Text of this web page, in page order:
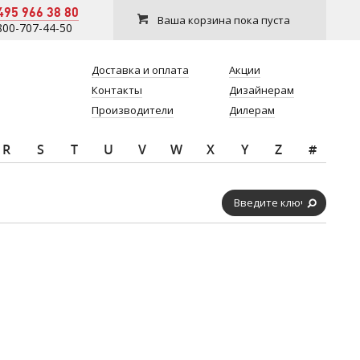
966 38 80
707-44-50 Ваша корзина пока пуста
Доставка и оплата
Контакты
Производители
Акции
Дизайнерам
Дилерам
R S T U V W X Y Z #